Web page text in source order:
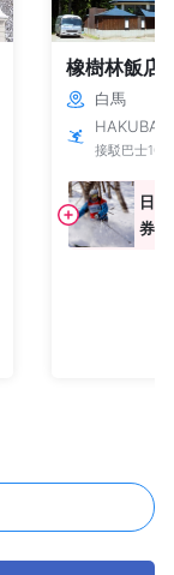
橡樹林飯店
白馬
HAKUBA
接駁巴士10
日
券